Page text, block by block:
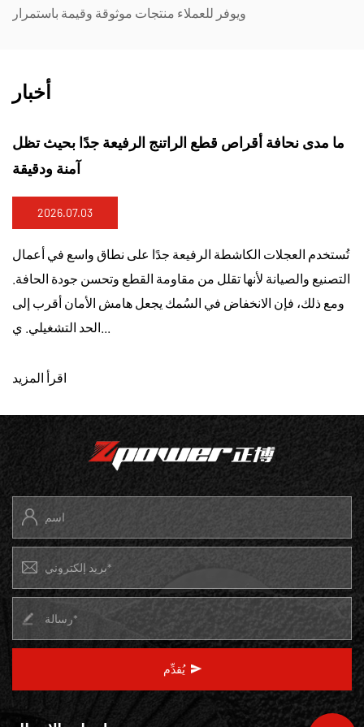
ويوفر للعملاء منتجات موثوقة وقيمة باستمرار
أخبار
ما مدى نحافة أقراص قطع الراتنج الرفيعة جدًا بحيث تظل
آمنة ودقيقة
2026.07.03
تُستخدم العجلات الكاشطة الرفيعة جدًا على نطاق واسع في أعمال
التصنيع والصيانة لأنها تقلل من مقاومة القطع وتحسن جودة الحافة.
ومع ذلك، فإن الانخفاض في السُمك يجعل هامش الأمان أقرب إلى
اقرأ المزيد
يُقدِّم